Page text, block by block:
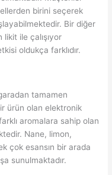
birini seçerek
Bir diğer
ile çalışıyor
oldukça farklıdır.
tamamen
ürün olan elektronik
aromalara sahip olan
Nane, limon,
çok esansın bir arada
sunulmaktadır.